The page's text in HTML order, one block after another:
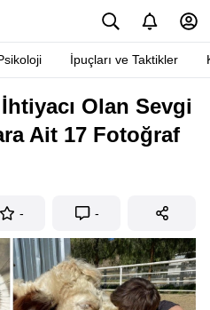
İpuçları ve Taktikler
Olan Sevgi
Ait 17 Fotoğraf
- -